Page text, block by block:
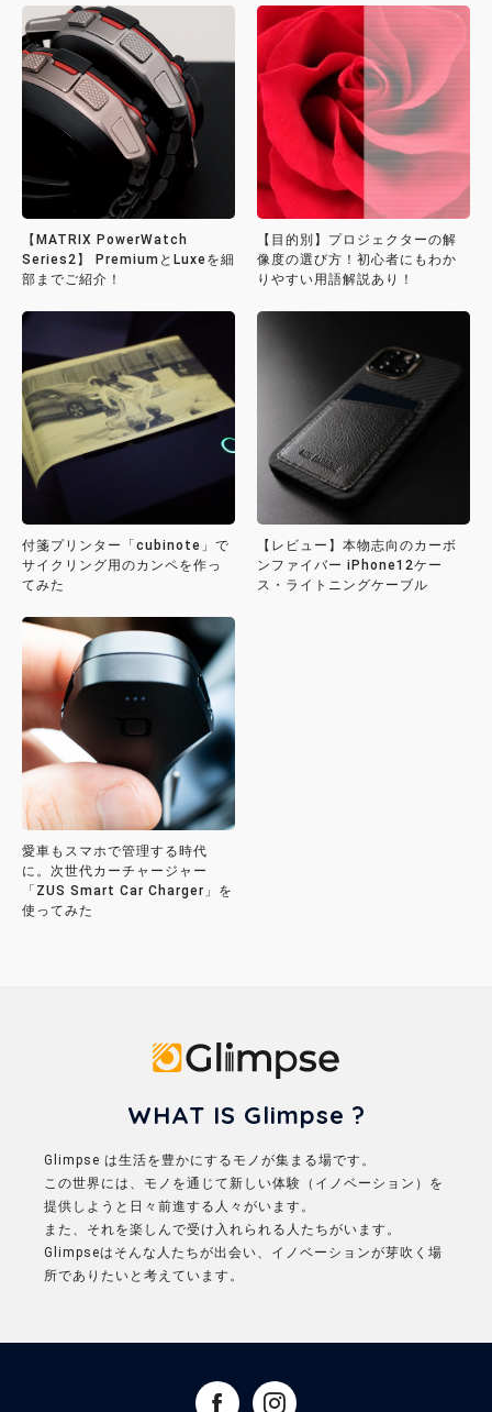
【MATRIX PowerWatch
Series2】 PremiumとLuxeを細
部までご紹介！
【目的別】プロジェクターの解
像度の選び方！初心者にもわか
りやすい用語解説あり！
付箋プリンター「cubinote」で
サイクリング用のカンペを作っ
てみた
【レビュー】本物志向のカーボ
ンファイバー iPhone12ケー
ス・ライトニングケーブル
愛車もスマホで管理する時代
に。次世代カーチャージャー
「ZUS Smart Car Charger」を
使ってみた
WHAT IS Glimpse ?
Glimpse は生活を豊かにするモノが集まる場です。
この世界には、モノを通じて新しい体験（イノベーション）を
提供しようと日々前進する人々がいます。
また、それを楽しんで受け入れられる人たちがいます。
Glimpseはそんな人たちが出会い、イノベーションが芽吹く場
所でありたいと考えています。